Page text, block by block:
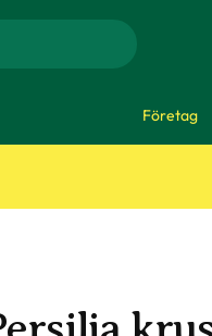
Företag